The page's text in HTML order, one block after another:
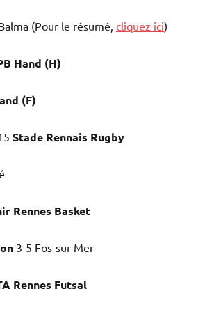
(Pour le résumé, cliquez ici)
Hand (H)
(F)
Stade Rennais Rugby
Rennes Basket
3-5 Fos-sur-Mer
Rennes Futsal